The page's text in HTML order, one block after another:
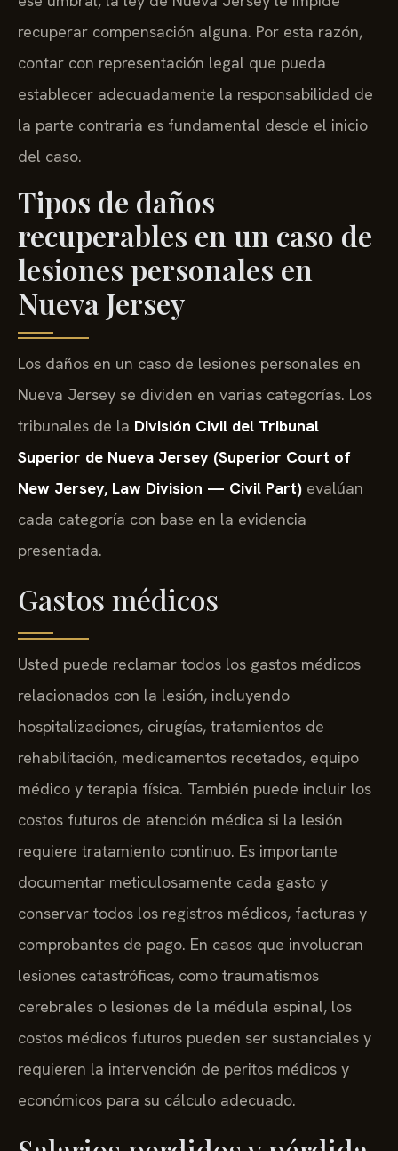
recuperar compensación alguna. Por esta razón,
contar con representación legal que pueda
establecer adecuadamente la responsabilidad de
la parte contraria es fundamental desde el inicio
del caso.
Tipos de daños
recuperables en un caso de
lesiones personales en
Nueva Jersey
Los daños en un caso de lesiones personales en
Nueva Jersey se dividen en varias categorías. Los
tribunales de la División Civil del Tribunal
Superior de Nueva Jersey (Superior Court of
New Jersey, Law Division — Civil Part) evalúan
cada categoría con base en la evidencia
presentada.
Gastos médicos
Usted puede reclamar todos los gastos médicos
relacionados con la lesión, incluyendo
hospitalizaciones, cirugías, tratamientos de
rehabilitación, medicamentos recetados, equipo
médico y terapia física. También puede incluir los
costos futuros de atención médica si la lesión
requiere tratamiento continuo. Es importante
documentar meticulosamente cada gasto y
conservar todos los registros médicos, facturas y
comprobantes de pago. En casos que involucran
lesiones catastróficas, como traumatismos
cerebrales o lesiones de la médula espinal, los
costos médicos futuros pueden ser sustanciales y
requieren la intervención de peritos médicos y
económicos para su cálculo adecuado.